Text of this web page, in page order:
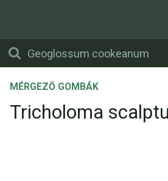
MÉRGEZŐ GOMBÁK
Tricholoma